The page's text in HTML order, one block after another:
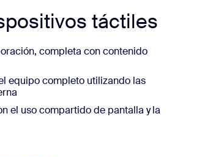
táctiles
completa con contenido
equipo completo utilizando las
el uso compartido de pantalla y la